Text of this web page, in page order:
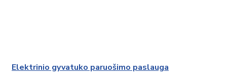
Elektrinio gyvatuko paruošimo paslauga